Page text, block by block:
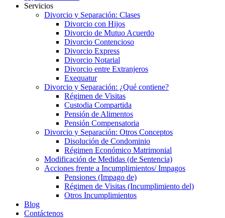
Servicios
Divorcio y Separación: Clases
Divorcio con Hijos
Divorcio de Mutuo Acuerdo
Divorcio Contencioso
Divorcio Express
Divorcio Notarial
Divorcio entre Extranjeros
Exequatur
Divorcio y Separación: ¿Qué contiene?
Régimen de Visitas
Custodia Compartida
Pensión de Alimentos
Pensión Compensatoria
Divorcio y Separación: Otros Conceptos
Disolución de Condominio
Régimen Económico Matrimonial
Modificación de Medidas (de Sentencia)
Acciones frente a Incumplimientos/ Impagos
Pensiones (Impago de)
Régimen de Visitas (Incumplimiento del)
Otros Incumplimientos
Blog
Contáctenos